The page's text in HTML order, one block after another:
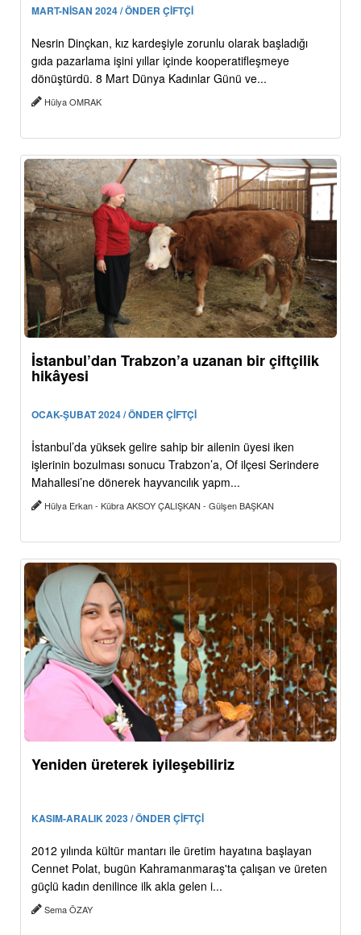
MART-NİSAN 2024 / ÖNDER ÇİFTÇİ
Nesrin Dinçkan, kız kardeşiyle zorunlu olarak başladığı
gıda pazarlama işini yıllar içinde kooperatifleşmeye
dönüştürdü. 8 Mart Dünya Kadınlar Günü ve...
Hülya OMRAK
İstanbul’dan Trabzon’a uzanan bir çiftçilik
hikâyesi
OCAK-ŞUBAT 2024 / ÖNDER ÇİFTÇİ
İstanbul’da yüksek gelire sahip bir ailenin üyesi iken
işlerinin bozulması sonucu Trabzon’a, Of ilçesi Serindere
Mahallesi’ne dönerek hayvancılık yapm...
Hülya Erkan - Kübra AKSOY ÇALIŞKAN - Gülşen BAŞKAN
Yeniden üreterek iyileşebiliriz
KASIM-ARALIK 2023 / ÖNDER ÇİFTÇİ
2012 yılında kültür mantarı ile üretim hayatına başlayan
Cennet Polat, bugün Kahramanmaraş'ta çalışan ve üreten
güçlü kadın denilince ilk akla gelen i...
Sema ÖZAY